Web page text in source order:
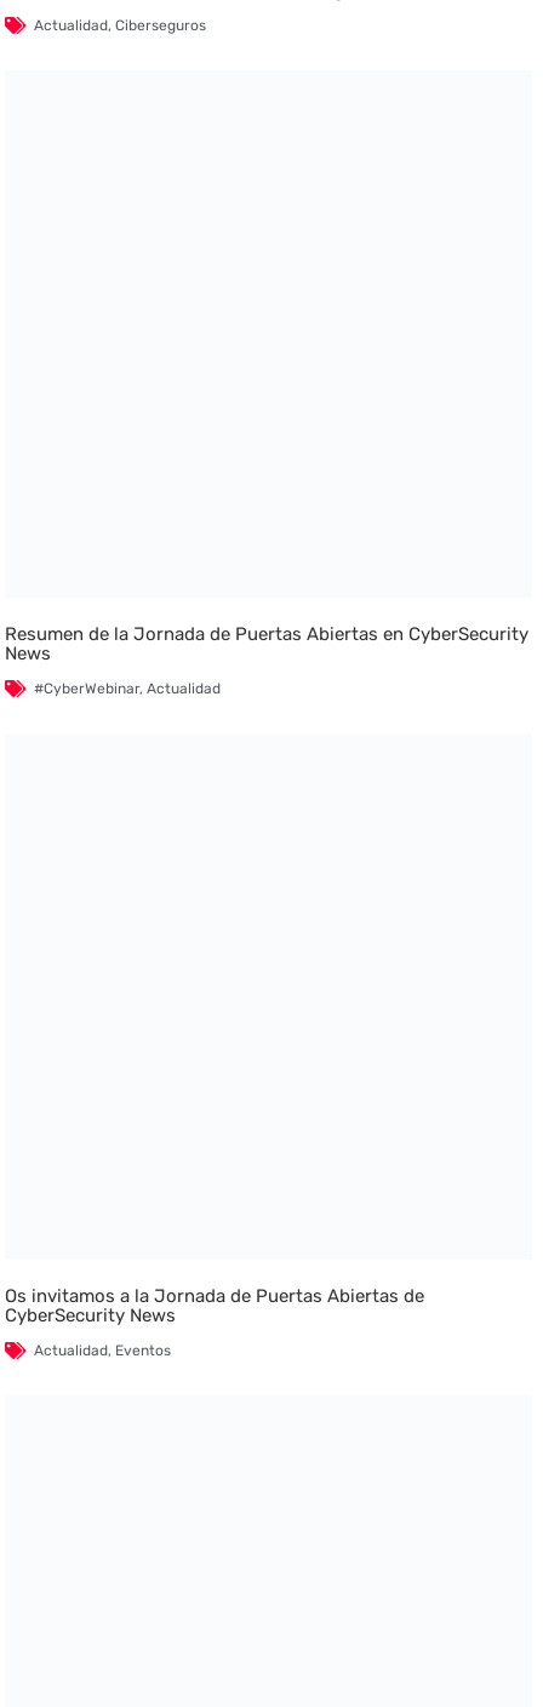
Actualidad,Ciberseguros
Resumen de la Jornada de Puertas Abiertas en CyberSecurity
News
#CyberWebinar,Actualidad
Os invitamos a la Jornada de Puertas Abiertas de
CyberSecurity News
Actualidad, Eventos